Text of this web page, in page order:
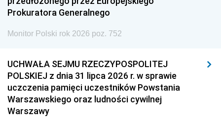
Prokuratora Generalnego
Monitor Polski rok 2026 poz. 752
UCHWAŁA SEJMU RZECZYPOSPOLITEJ
POLSKIEJ z dnia 31 lipca 2026 r. w sprawie
uczczenia pamięci uczestników Powstania
Warszawskiego oraz ludności cywilnej
Warszawy